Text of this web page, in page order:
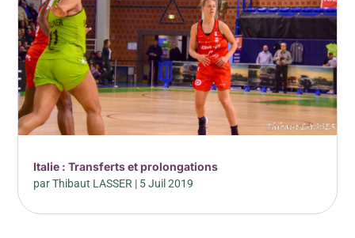
Italie : Transferts et prolongations
parThibaut LASSER | 5 Juil 2019